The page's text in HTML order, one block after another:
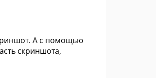
А с помощью
скриншота,